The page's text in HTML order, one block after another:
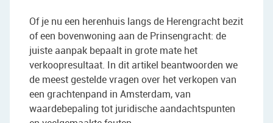
Of je nu een herenhuis langs de Herengracht bezit
of een bovenwoning aan de Prinsengracht: de
juiste aanpak bepaalt in grote mate het
verkoopresultaat. In dit artikel beantwoorden we
de meest gestelde vragen over het verkopen van
een grachtenpand in Amsterdam, van
waardebepaling tot juridische aandachtspunten